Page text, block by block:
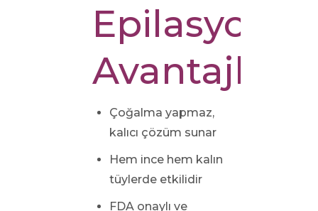
Avantajları
Çoğalma yapmaz,
kalıcı çözüm sunar
Hem ince hem kalın
tüylerde etkilidir
FDA onaylı ve